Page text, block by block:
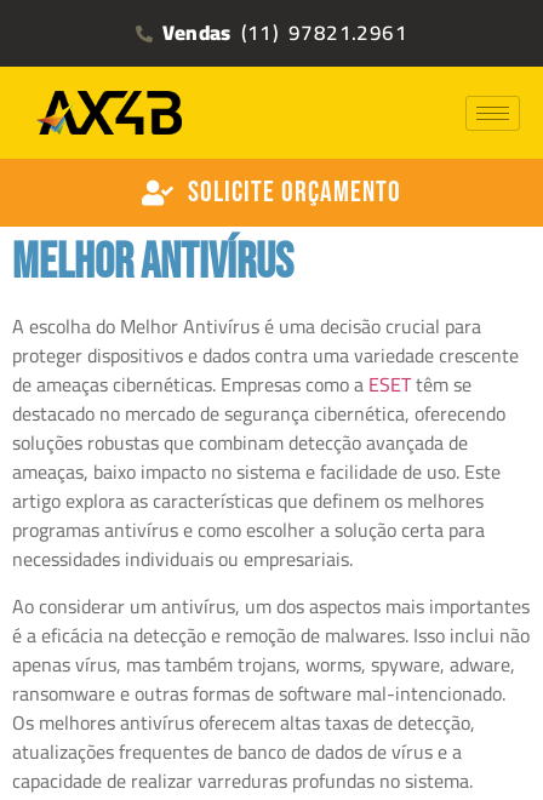
Vendas (11) 97821.2961
Solicite Orçamento
Melhor Antivírus
A escolha do Melhor Antivírus é uma decisão crucial para
proteger dispositivos e dados contra uma variedade crescente
de ameaças cibernéticas. Empresas como aESETtêm se
destacado no mercado de segurança cibernética, oferecendo
soluções robustas que combinam detecção avançada de
ameaças, baixo impacto no sistema e facilidade de uso. Este
artigo explora as características que definem os melhores
programas antivírus e como escolher a solução certa para
necessidades individuais ou empresariais.
Ao considerar um antivírus, um dos aspectos mais importantes
é a eficácia na detecção e remoção de malwares. Isso inclui não
apenas vírus, mas também trojans, worms, spyware, adware,
ransomware e outras formas de software mal-intencionado.
Os melhores antivírus oferecem altas taxas de detecção,
atualizações frequentes de banco de dados de vírus e a
capacidade de realizar varreduras profundas no sistema.